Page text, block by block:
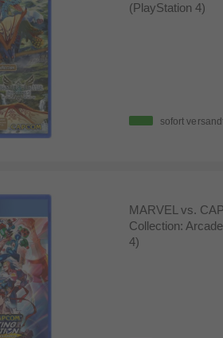
(PlayStation 4)
sofort
MARVEL vs.
Collection:
4)